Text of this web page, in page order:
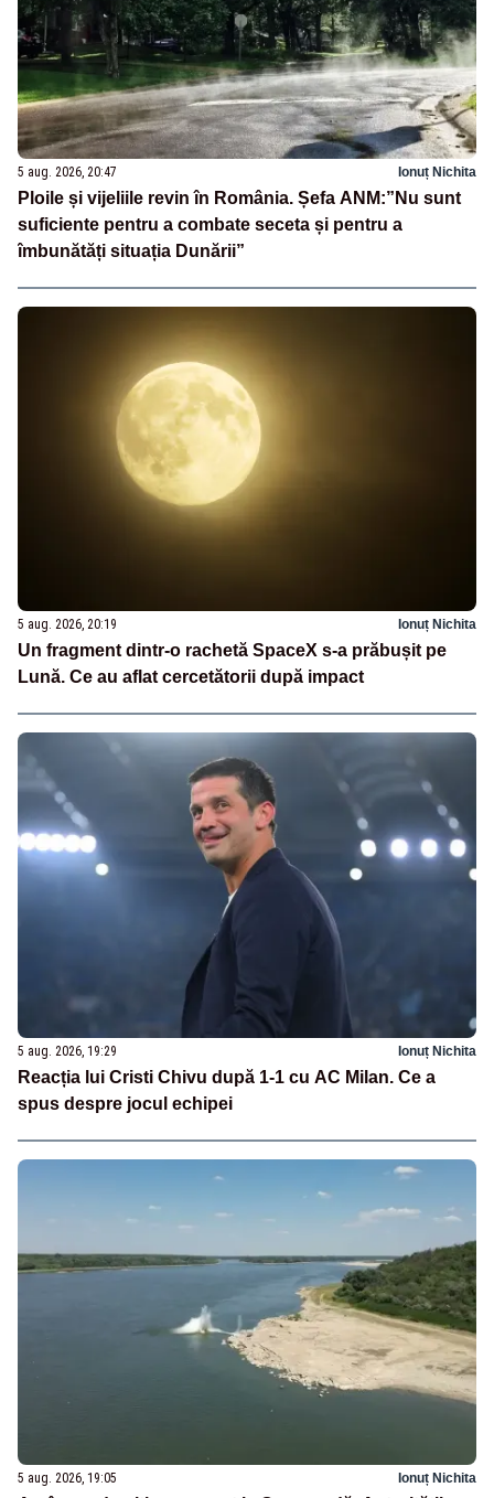
5 aug. 2026, 20:47 Ionuț Nichita
Ploile și vijeliile revin în România. Șefa ANM:”Nu sunt
suficiente pentru a combate seceta și pentru a
îmbunătăți situația Dunării”
5 aug. 2026, 20:19 Ionuț Nichita
Un fragment dintr-o rachetă SpaceX s-a prăbușit pe
Lună. Ce au aflat cercetătorii după impact
5 aug. 2026, 19:29 Ionuț Nichita
Reacția lui Cristi Chivu după 1-1 cu AC Milan. Ce a
spus despre jocul echipei
5 aug. 2026, 19:05 Ionuț Nichita